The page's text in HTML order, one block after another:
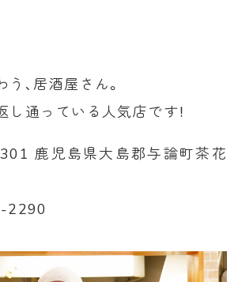
、居酒屋さん。
通っている人気店です！
鹿児島県大島郡与論町茶花
2290